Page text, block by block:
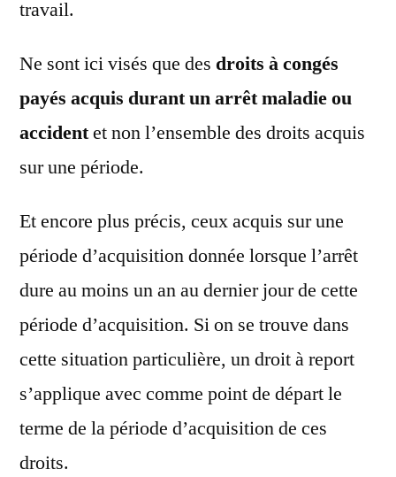
travail.
Ne sont ici visés que des droits à congés
payés acquis durant un arrêt maladie ou
accidentet non l’ensemble des droits acquis
sur une période.
Et encore plus précis, ceux acquis sur une
période d’acquisition donnée lorsque l’arrêt
dure au moins un an au dernier jour de cette
période d’acquisition. Si on se trouve dans
cette situation particulière, un droit à report
s’applique avec comme point de départ le
terme de la période d’acquisition de ces
droits.